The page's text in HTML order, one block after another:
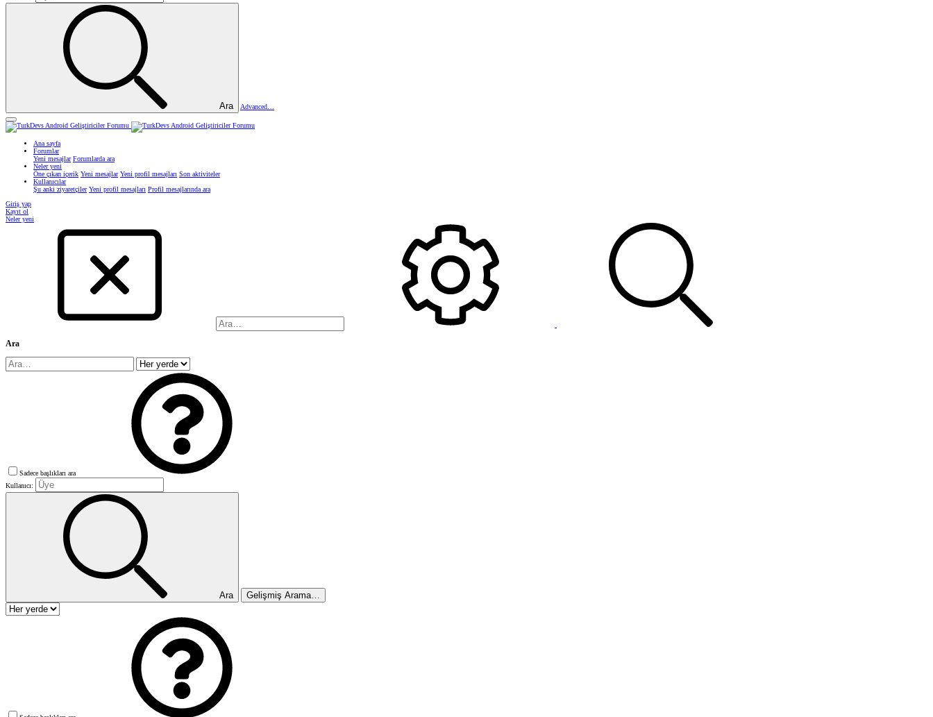
Ara Advanced…
Ana sayfa
Forumlar
Yeni mesajlar Forumlarda ara
Neler yeni
Öne çıkan içerik Yeni mesajlar Yeni profil mesajları Son aktiviteler
Kullanıcılar
Şu anki ziyaretçiler Yeni profil mesajları Profil mesajlarında ara
Giriş yap
Kayıt ol
Neler yeni
Ara
Sadece başlıkları ara
Kullanıcı:
Ara Gelişmiş Arama…